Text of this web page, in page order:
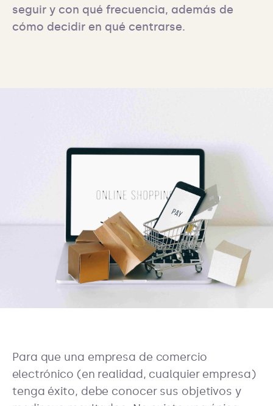
seguir y con qué frecuencia, además de
cómo decidir en qué centrarse.
Para que una empresa de comercio
electrónico (en realidad, cualquier empresa)
tenga éxito, debe conocer sus objetivos y